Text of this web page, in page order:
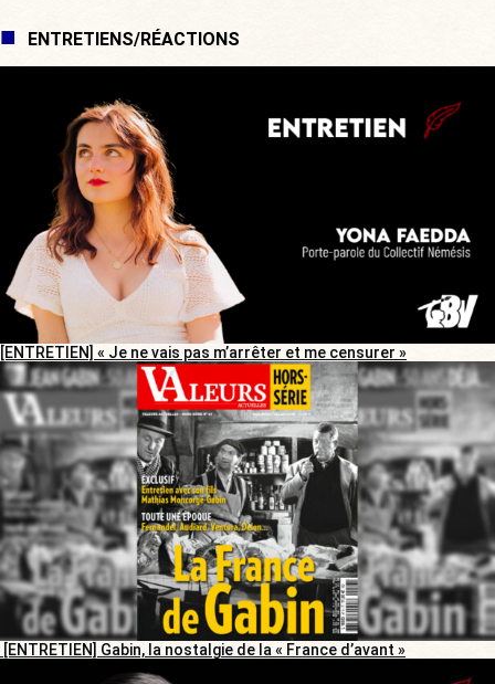
ENTRETIENS/RÉACTIONS
[ENTRETIEN] « Je ne vais pas m’arrêter et me censurer »
[ENTRETIEN] Gabin, la nostalgie de la « France d’avant »